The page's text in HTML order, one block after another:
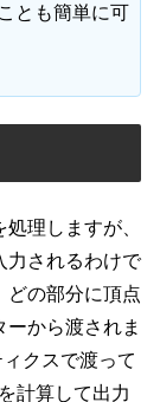
とも簡単に可
理しますが、
力されるわけで
どの部分に頂点
から渡されま
クスで渡って
計算して出力